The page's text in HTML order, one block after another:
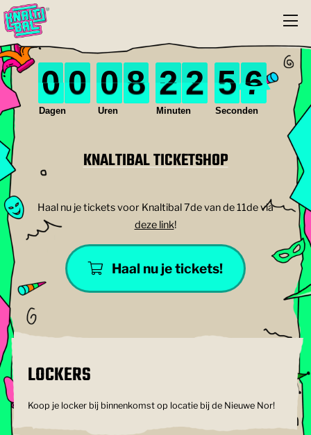
0
0
0
0 0
0
0
0
Dagen
0
0
0
0 0
8
0
8
Uren
0
2
0
2 3
2
3
2
Minuten
0
5
0
5 7
6
7
6
Seconden
KNALTIBAL TICKETSHOP
Haal nu je tickets voor Knaltibal 7de van de 11de via
deze link!
Haal nu je tickets!
LOCKERS
Koop je locker bij binnenkomst op locatie bij de Nieuwe Nor!